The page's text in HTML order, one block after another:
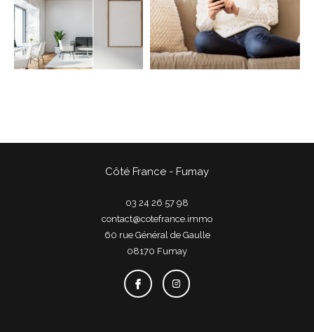
Côté France - Fumay
03 24 26 57 98
contact@cotefrance.immo
60 rue Général de Gaulle
08170
fumay
FILTRER PAR
COUPS DE COEUR
EXCLUSIVITÉS NOUVEAUTÉS